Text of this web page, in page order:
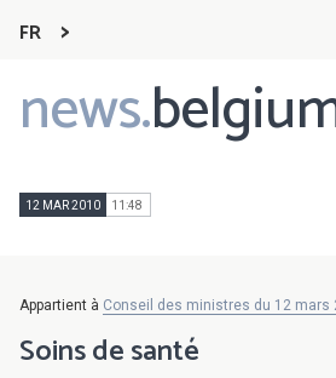
FR
news.
Main
navigation
12 MAR 2010 11:48
Appartient à Conseil des ministres du 12 mars
Soins de santé